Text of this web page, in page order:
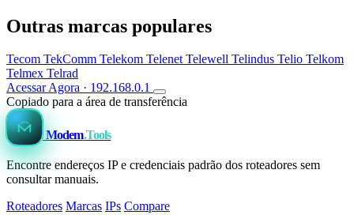
Outras marcas populares
Tecom TekComm Telekom Telenet Telewell Telindus Telio Telkom
Telmex Telrad
Acessar Agora · 192.168.0.1
Copiado para a área de transferência
Modem.Tools
Encontre endereços IP e credenciais padrão dos roteadores sem
consultar manuais.
Roteadores Marcas IPs Compare